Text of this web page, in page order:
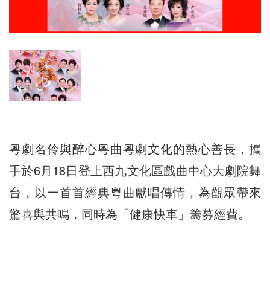
粵劇名伶與醉心粵曲粵劇文化的熱心善長，攜
手於6月18日登上西九文化區戲曲中心大劇院舞
台，以一首首經典粵曲獻唱傳情，為觀眾帶來
驚喜與共鳴，同時為「健康快車」籌募經費。